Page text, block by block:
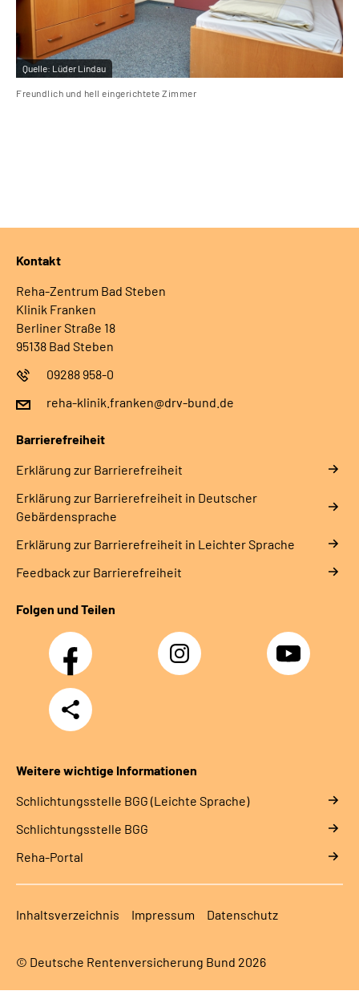
Quelle: Lüder Lindau
Freundlich und hell eingerichtete Zimmer
Kontakt
Reha-Zentrum Bad Steben
Klinik Franken
Berliner Straße 18
95138 Bad Steben
09288 958-0
reha-klinik.franken@drv-bund.de
Barrierefreiheit
Erklärung zur Barrierefreiheit
Erklärung zur Barrierefreiheit in Deutscher
Gebärdensprache
Erklärung zur Barrierefreiheit in Leichter Sprache
Feedback zur Barrierefreiheit
Folgen und Teilen
Facebook Instagram YouTube
Teilen
Weitere wichtige Informationen
Schlich­tungs­stel­le BGG (Leichte Sprache)
Schlich­tungs­stel­le BGG
Reha-Portal
Inhaltsverzeichnis Impressum Datenschutz
© Deutsche Rentenversicherung Bund 2026